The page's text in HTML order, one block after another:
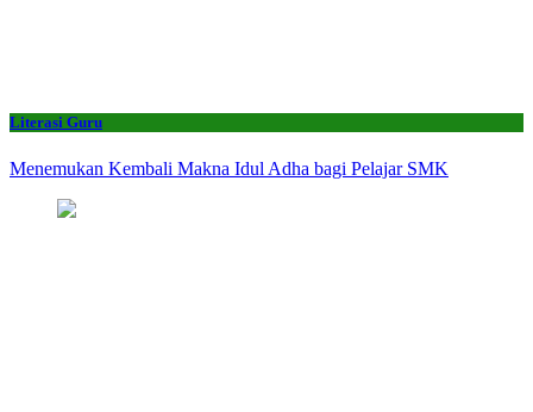
Literasi Guru
Menemukan Kembali Makna Idul Adha bagi Pelajar SMK